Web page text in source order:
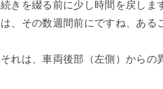
続きを綴る前に少し時間を戻しま
は、その数週間前にですね、ある
それは、車両後部（左側）からの